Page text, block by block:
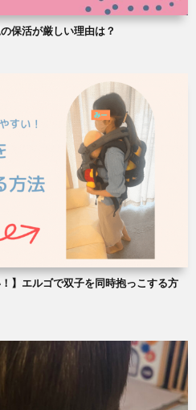
保活が厳しい理由は？
】エルゴで双子を同時抱っこする方